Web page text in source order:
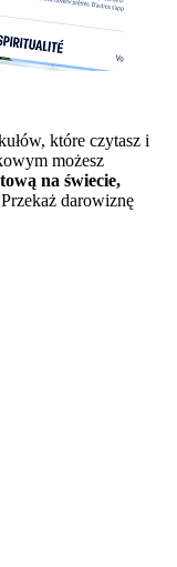
które czytasz i
możesz
na świecie,
Przekaż darowiznę